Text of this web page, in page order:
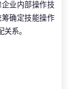
业内部操作技
确定技能操作
系。